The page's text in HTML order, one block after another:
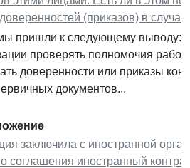
(приказов) в
пришли к следующему выводу:
проверять полномочия
доверенности или приказы
документов...
заключила с иностранной
соглашения иностранный